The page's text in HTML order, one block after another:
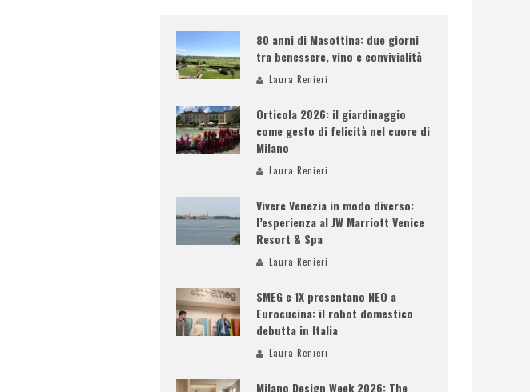
80 anni di Masottina: due giorni
tra benessere, vino e convivialità
Laura Renieri
Orticola 2026: il giardinaggio
come gesto di felicità nel cuore di
Milano
Laura Renieri
Vivere Venezia in modo diverso:
l’esperienza al JW Marriott Venice
Resort & Spa
Laura Renieri
SMEG e 1X presentano NEO a
Eurocucina: il robot domestico
debutta in Italia
Laura Renieri
Milano Design Week 2026: The